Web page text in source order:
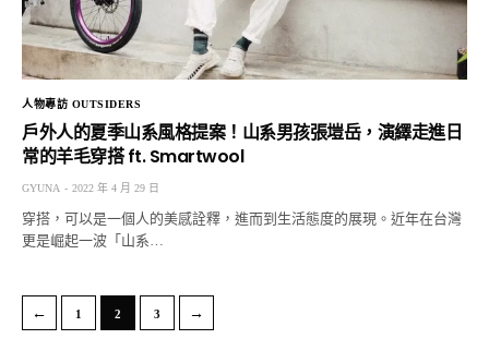
人物專訪 OUTSIDERS
戶外人的夏季山系風格提案！山系男孩張塏岳，演繹走進日
常的羊毛穿搭 ft. Smartwool
GYUNA 2022 年 4 月 29 日
穿搭，可以是一個人的美感詮釋，進而到生活態度的展現。近年在台灣
更是崛起一波「山系…
← 1 2 3 →